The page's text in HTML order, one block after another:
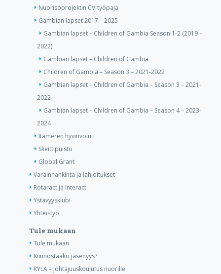
Nuorisoprojektin CV-työpaja
Gambian lapset 2017 – 2025
Gambian lapset – Children of Gambia Season 1-2 (2019 –
2022)
Gambian lapset – Children of Gambia
Children of Gambia – Season 3 – 2021-2022
Gambian lapset – Children of Gambia – Season 3 – 2021-
2022
Gambian lapset – Children of Gambia – Season 4 – 2023-
2024
Itämeren hyvinvointi
Skeittipuisto
Global Grant
Varainhankinta ja lahjoitukset
Rotaract ja Interact
Ystävyysklubi
Yhteistyö
Tule mukaan
Tule mukaan
Kiinnostaako jäsenyys?
RYLA – Johtajuuskoulutus nuorille